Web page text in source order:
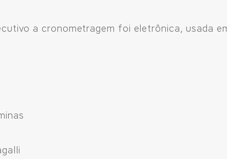
a cronometragem foi eletrônica, usada